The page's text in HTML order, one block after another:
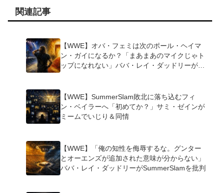
関連記事
【WWE】オバ・フェミは次のポール・ヘイマ
ン・ガイになるか？「まあまあのマイクじゃト
ップになれない」ババ・レイ・ダッドリーが指
【WWE】SummerSlam敗北に落ち込むフィ
ン・ベイラーへ「初めてか？」サミ・ゼインが
ミームでいじり＆同情
【WWE】「俺の知性を侮辱するな。グンター
とオーエンズが追加された意味が分からない」
ババ・レイ・ダッドリーがSummerSlamを批判